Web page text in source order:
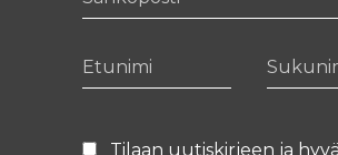
Tilaan uutiskirjeen ja